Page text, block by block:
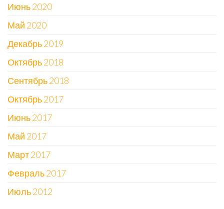
Июнь 2020
Май 2020
Декабрь 2019
Октябрь 2018
Сентябрь 2018
Октябрь 2017
Июнь 2017
Май 2017
Март 2017
Февраль 2017
Июль 2012